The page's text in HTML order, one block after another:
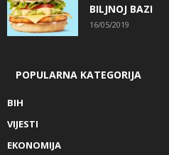
BILJNOJ BAZI
16/05/2019
POPULARNA KATEGORIJA
BIH
VIJESTI
EKONOMIJA